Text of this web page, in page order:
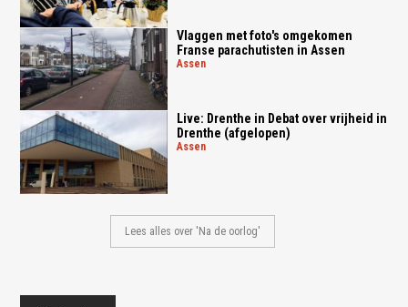
Vlaggen met foto's omgekomen
Franse parachutisten in Assen
assen
Live: Drenthe in Debat over vrijheid in
Drenthe (afgelopen)
assen
Lees alles over 'Na de oorlog'